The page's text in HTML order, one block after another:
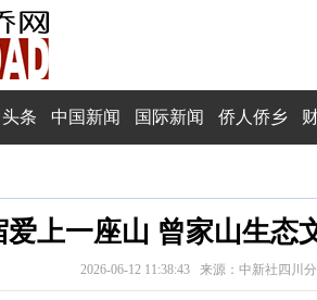
条 中国新闻 国际新闻 侨人侨乡
爱上一座山 曾家山生态
2026-06-12 11:38:43 来源：中新社四川